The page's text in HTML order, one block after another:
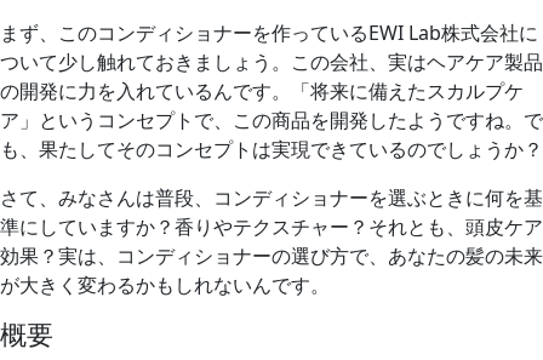
まず、このコンディショナーを作っているEWI Lab株式会社に
ついて少し触れておきましょう。この会社、実はヘアケア製品
の開発に力を入れているんです。「将来に備えたスカルプケ
ア」というコンセプトで、この商品を開発したようですね。で
も、果たしてそのコンセプトは実現できているのでしょうか？
さて、みなさんは普段、コンディショナーを選ぶときに何を基
準にしていますか？香りやテクスチャー？それとも、頭皮ケア
効果？実は、コンディショナーの選び方で、あなたの髪の未来
が大きく変わるかもしれないんです。
概要